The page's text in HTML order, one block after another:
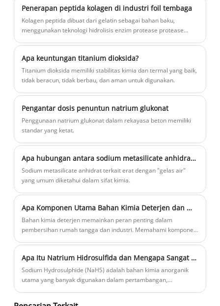
diekspor dalam jumlah besar ke banyak
pelanggan global, dan mendapatkan
banyak ulasan positif.
Penerapan peptida kolagen di industri foil tembaga
Kolagen peptida dibuat dari gelatin sebagai bahan baku,
menggunakan teknologi hidrolisis enzim protease protease
Apa keuntungan titanium dioksida?
Titanium dioksida memiliki stabilitas kimia dan termal yang baik,
tidak beracun, tidak berbau, dan aman untuk digunakan.
Pengantar dosis penuntun natrium glukonat
Penggunaan natrium glukonat dalam rekayasa beton memiliki
standar yang ketat.
Apa hubungan antara sodium metasilicate anhidrat dan "gelas air" umum?
Sodium metasilicate anhidrat terkait erat dengan "gelas air"
yang umum diketahui dalam sifat kimia.
Apa Komponen Utama Bahan Kimia Deterjen dan Mengapa Penting
Bahan kimia deterjen memainkan peran penting dalam
pembersihan rumah tangga dan industri. Memahami komponen
pembersihan, mengurangi dampak terhadap lingkungan, dan
mengoptimalkan kinerja. Dalam artikel ini, kami mengeksplorasi
jenis utama bahan kimia deterjen, fungsinya, inovasi terbaru,
Apa Itu Natrium Hidrosulfida dan Mengapa Sangat Penting dalam Industri Kimia Modern
Sodium Hydrosulphide (NaHS) adalah bahan kimia anorganik
utama yang banyak digunakan dalam pertambangan,